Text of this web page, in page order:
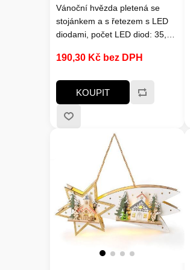
Vánoční hvězda pletená se
stojánkem a s řetezem s LED
diodami, počet LED diod: 35,
napájení: 2 x AAA baterie
cca 100hodin (v závislosti na
kvalitě baterií), stupeň krytí:
IP20 (vnitřní použití)
190,30 Kč bez DPH
KOUPIT